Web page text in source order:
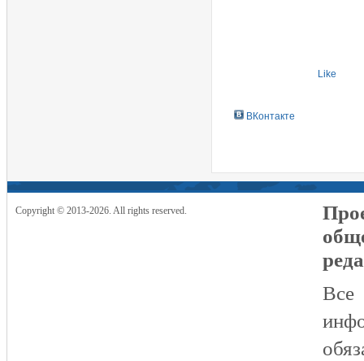
Like
ВКонтакте
Copyright © 2013-2026. All rights reserved.